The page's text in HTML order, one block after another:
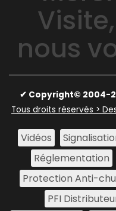
nous
✔ Copyright© 2004-
Tous droits réservés >
Vidéos
Réglementation
Protection Anti-
PFI